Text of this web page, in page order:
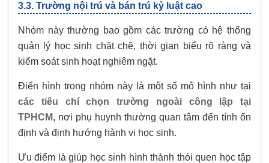
3.3. Trường nội trú và bán trú kỷ luật cao
Nhóm này thường bao gồm các trường có hệ thống
quản lý học sinh chặt chẽ, thời gian biểu rõ ràng và
kiểm soát sinh hoạt nghiêm ngặt.
Điển hình trong nhóm này là một số mô hình như tại
các tiêu chí chọn trường ngoài công lập tại
TPHCM, nơi phụ huynh thường quan tâm đến tính ổn
định và định hướng hành vi học sinh.
Ưu điểm là giúp học sinh hình thành thói quen học tập